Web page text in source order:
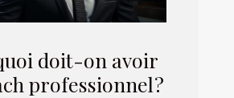
doit-on avoir
professionnel ?